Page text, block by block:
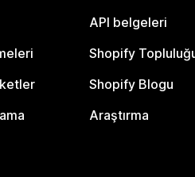
API belgeleri
Shopify
Shopify Blogu
Araştırma